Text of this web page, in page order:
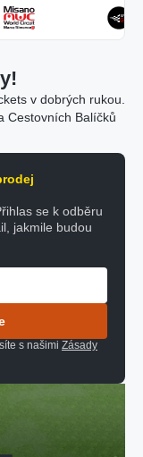
v dobrých rukou.
Cestovních Balíčků
se k odběru
jakmile budou
s našimi Zásady